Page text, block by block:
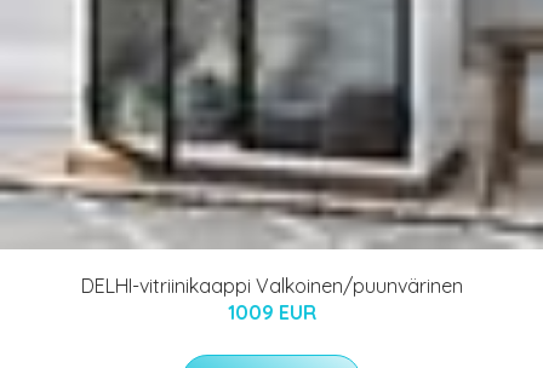
DELHI-vitriinikaappi Valkoinen/puunvärinen
1009 EUR